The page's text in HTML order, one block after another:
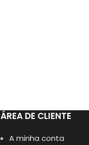
ÁREA DE CLIENTE
A minha conta